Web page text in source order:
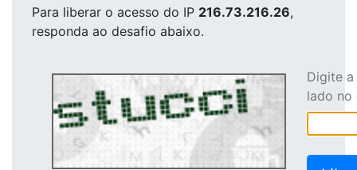
Para liberar o acesso do IP 216.73.216.26,
responda ao desafio abaixo.
Digite
lado no